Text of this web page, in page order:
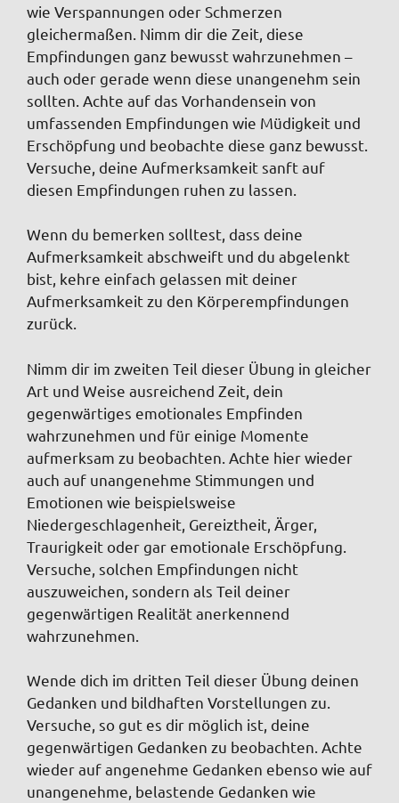
wie Verspannungen oder Schmerzen
gleichermaßen. Nimm dir die Zeit, diese
Empfindungen ganz bewusst wahrzunehmen –
auch oder gerade wenn diese unangenehm sein
sollten. Achte auf das Vorhandensein von
umfassenden Empfindungen wie Müdigkeit und
Erschöpfung und beobachte diese ganz bewusst.
Versuche, deine Aufmerksamkeit sanft auf
diesen Empfindungen ruhen zu lassen.
Wenn du bemerken solltest, dass deine
Aufmerksamkeit abschweift und du abgelenkt
bist, kehre einfach gelassen mit deiner
Aufmerksamkeit zu den Körperempfindungen
zurück.
Nimm dir im zweiten Teil dieser Übung in gleicher
Art und Weise ausreichend Zeit, dein
gegenwärtiges emotionales Empfinden
wahrzunehmen und für einige Momente
aufmerksam zu beobachten. Achte hier wieder
auch auf unangenehme Stimmungen und
Emotionen wie beispielsweise
Niedergeschlagenheit, Gereiztheit, Ärger,
Traurigkeit oder gar emotionale Erschöpfung.
Versuche, solchen Empfindungen nicht
auszuweichen, sondern als Teil deiner
gegenwärtigen Realität anerkennend
wahrzunehmen.
Wende dich im dritten Teil dieser Übung deinen
Gedanken und bildhaften Vorstellungen zu.
Versuche, so gut es dir möglich ist, deine
gegenwärtigen Gedanken zu beobachten. Achte
wieder auf angenehme Gedanken ebenso wie auf
unangenehme, belastende Gedanken wie